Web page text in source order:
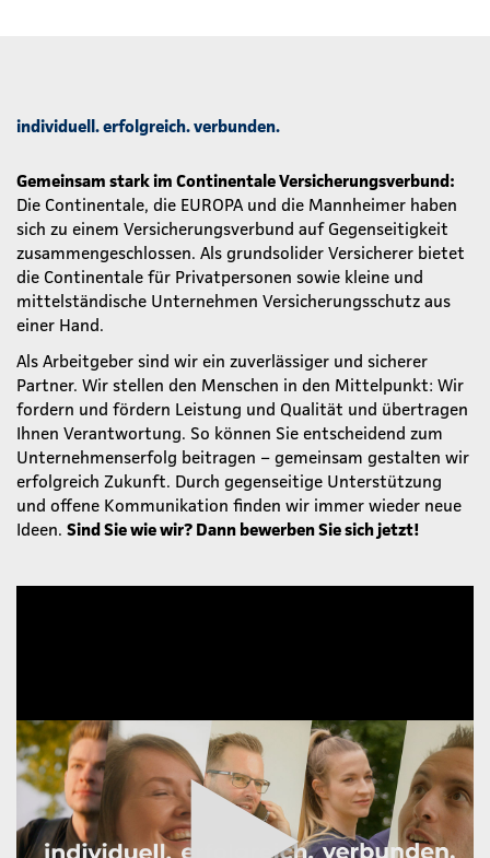
individuell. erfolgreich. verbunden.
Gemeinsam stark im Continentale Versicherungsverbund:
Die Continentale, die EUROPA und die Mannheimer haben
sich zu einem Versicherungsverbund auf Gegenseitigkeit
zusammengeschlossen. Als grundsolider Versicherer bietet
die Continentale für Privatpersonen sowie kleine und
mittelständische Unternehmen Versicherungsschutz aus
einer Hand.
Als Arbeitgeber sind wir ein zuverlässiger und sicherer
Partner. Wir stellen den Menschen in den Mittelpunkt: Wir
fordern und fördern Leistung und Qualität und übertragen
Ihnen Verantwortung. So können Sie entscheidend zum
Unternehmenserfolg beitragen – gemeinsam gestalten wir
erfolgreich Zukunft. Durch gegenseitige Unterstützung
und offene Kommunikation finden wir immer wieder neue
Ideen. Sind Sie wie wir? Dann bewerben Sie sich jetzt!